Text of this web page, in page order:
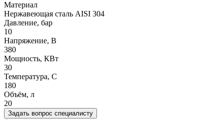
Материал
Нержавеющая сталь AISI 304
Давление, бар
10
Напряжение, В
380
Мощность, КВт
30
Температура, C
180
Объём, л
20
Задать вопрос специалисту